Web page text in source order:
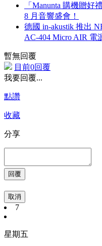
「Manunta 購機贈
8 月音響盛會！
德國 in-akustik 推出
AC-404 Micro AIR 電
暫無回覆
目前0回覆
我要回覆...
點讚
收藏
分享
取消
7
星期五